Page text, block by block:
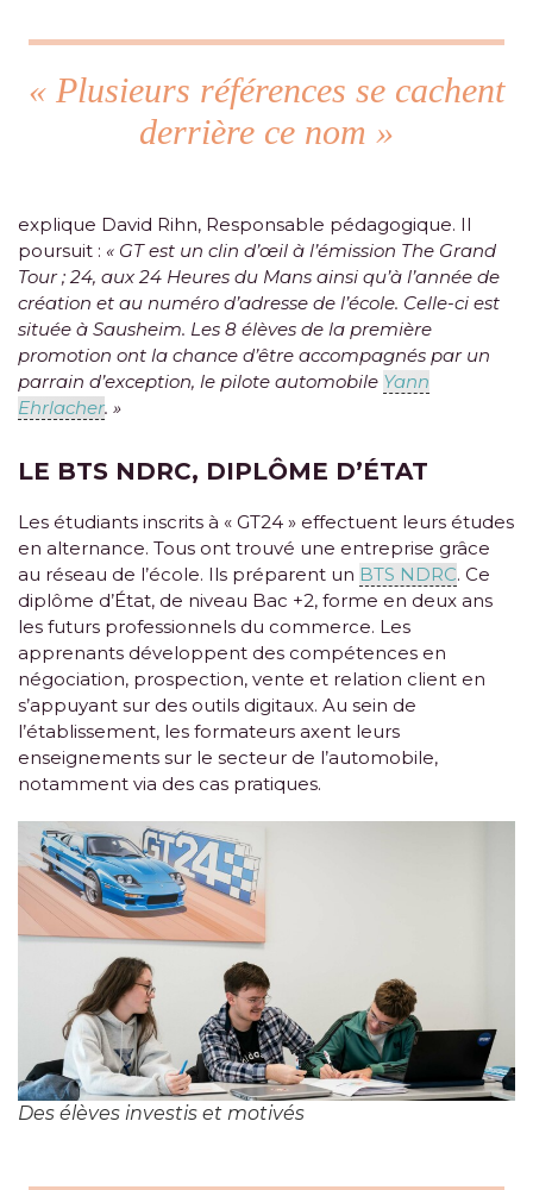
« Plusieurs références se cachent
derrière ce nom »
explique David Rihn, Responsable pédagogique. Il
poursuit : « GT est un clin d’œil à l’émission The Grand
Tour ; 24, aux 24 Heures du Mans ainsi qu’à l’année de
création et au numéro d’adresse de l’école. Celle-ci est
située à Sausheim. Les 8 élèves de la première
promotion ont la chance d’être accompagnés par un
parrain d’exception, le pilote automobile Yann
Ehrlacher. »
LE BTS NDRC, DIPLÔME D’ÉTAT
Les étudiants inscrits à « GT24 » effectuent leurs études
en alternance. Tous ont trouvé une entreprise grâce
au réseau de l’école. Ils préparent un BTS NDRC. Ce
diplôme d’État, de niveau Bac +2, forme en deux ans
les futurs professionnels du commerce. Les
apprenants développent des compétences en
négociation, prospection, vente et relation client en
s’appuyant sur des outils digitaux. Au sein de
l’établissement, les formateurs axent leurs
enseignements sur le secteur de l’automobile,
notamment via des cas pratiques.
Des élèves investis et motivés